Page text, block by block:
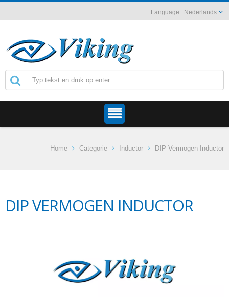
Nederlands
Home Categorie Inductor DIP Vermogen Inductor
DIP VERMOGEN INDUCTOR